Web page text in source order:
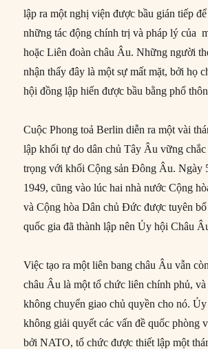
lập ra một nghị viện được bầu gián tiếp
những tác động chính trị và pháp lý của
hoặc Liên đoàn châu Âu. Những người
nhận thấy đây là một sự mất mặt, bởi họ
hội đồng lập hiến được bầu bằng phổ
Cuộc Phong toả Berlin diễn ra một vài
lập khối tự do dân chủ Tây Âu vững
trọng với khối Cộng sản Đông Âu. Ngày
1949, cũng vào lúc hai nhà nước Cộng
và Cộng hòa Dân chủ Đức được tuyên
quốc gia đã thành lập nên Ủy hội Châu
Việc tạo ra một liên bang châu Âu vẫn
châu Âu là một tổ chức liên chính phủ,
không chuyển giao chủ quyền cho nó.
không giải quyết các vấn đề quốc phòng
bởi NATO, tổ chức được thiết lập một